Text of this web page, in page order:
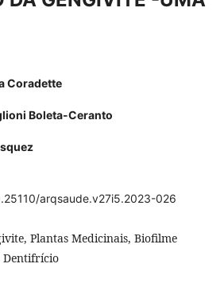
Coradette
Boleta-Ceranto
arqsaude.v27i5.2023-026
Plantas Medicinais, Biofilme
Dentifrício